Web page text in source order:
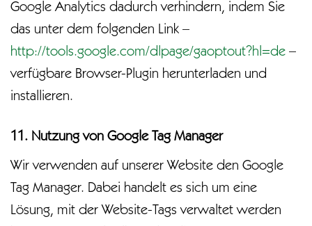
Google Analytics dadurch verhindern, indem Sie
das unter dem folgenden Link –
http://tools.google.com/dlpage/gaoptout?hl=de –
verfügbare Browser-Plugin herunterladen und
installieren.
11. Nutzung von Google Tag Manager
Wir verwenden auf unserer Website den Google
Tag Manager. Dabei handelt es sich um eine
Lösung, mit der Website-Tags verwaltet werden